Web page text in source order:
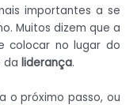
importantes a se
Muitos dizem que a
colocar no lugar do
daliderança.
o próximo passo, ou